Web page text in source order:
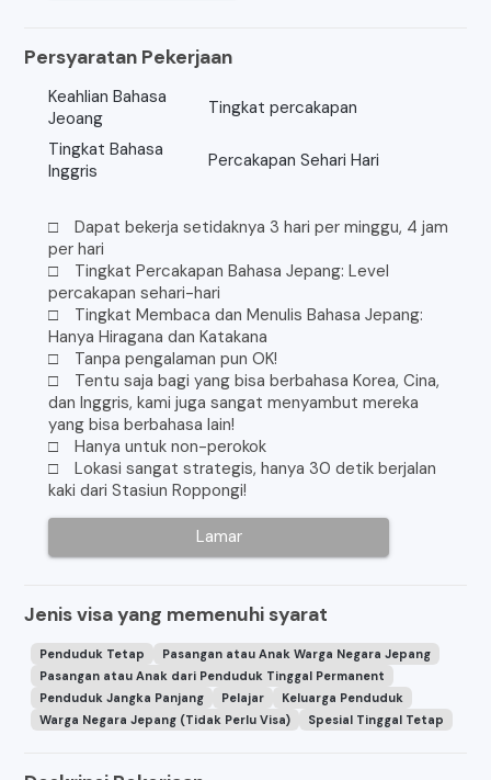
Persyaratan Pekerjaan
Keahlian Bahasa
Jeoang
Tingkat percakapan
Tingkat Bahasa
Inggris
Percakapan Sehari Hari
□ Dapat bekerja setidaknya 3 hari per minggu, 4 jam
per hari
□ Tingkat Percakapan Bahasa Jepang: Level
percakapan sehari-hari
□ Tingkat Membaca dan Menulis Bahasa Jepang:
Hanya Hiragana dan Katakana
□ Tanpa pengalaman pun OK!
□ Tentu saja bagi yang bisa berbahasa Korea, Cina,
dan Inggris, kami juga sangat menyambut mereka
yang bisa berbahasa lain!
□ Hanya untuk non-perokok
□ Lokasi sangat strategis, hanya 30 detik berjalan
kaki dari Stasiun Roppongi!
Lamar
Jenis visa yang memenuhi syarat
Penduduk Tetap
Pasangan atau Anak Warga Negara Jepang
Pasangan atau Anak dari Penduduk Tinggal Permanent
Penduduk Jangka Panjang
Pelajar
Keluarga Penduduk
Warga Negara Jepang (Tidak Perlu Visa)
Spesial Tinggal Tetap